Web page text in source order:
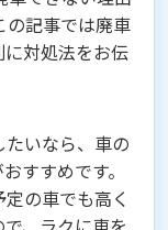
の記事では廃車
対処法をお伝
いなら、 車の
すすめです。
の車でも高く